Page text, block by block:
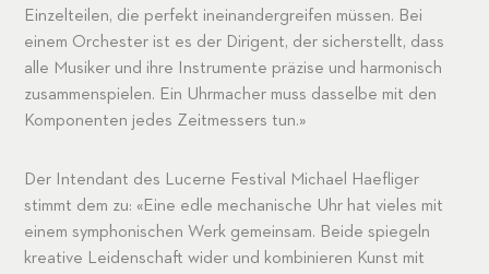
Einzelteilen, die perfekt ineinandergreifen müssen. Bei
einem Orchester ist es der Dirigent, der sicherstellt, dass
alle Musiker und ihre Instrumente präzise und harmonisch
zusammenspielen. Ein Uhrmacher muss dasselbe mit den
Komponenten jedes Zeitmessers tun.»
Der Intendant des Lucerne Festival Michael Haefliger
stimmt dem zu: «Eine edle mechanische Uhr hat vieles mit
einem symphonischen Werk gemeinsam. Beide spiegeln
kreative Leidenschaft wider und kombinieren Kunst mit